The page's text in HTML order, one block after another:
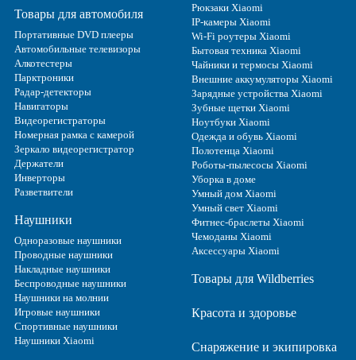
Товары для автомобиля
Портативные DVD плееры
Автомобильные телевизоры
Алкотестеры
Парктроники
Радар-детекторы
Навигаторы
Видеорегистраторы
Номерная рамка с камерой
Зеркало видеорегистратор
Держатели
Инверторы
Разветвители
Наушники
Одноразовые наушники
Проводные наушники
Накладные наушники
Беспроводные наушники
Наушники на молнии
Игровые наушники
Спортивные наушники
Наушники Xiaomi
Рюкзаки Xiaomi
IP-камеры Xiaomi
Wi-Fi роутеры Xiaomi
Бытовая техника Xiaomi
Чайники и термосы Xiaomi
Внешние аккумуляторы Xiaomi
Зарядные устройства Xiaomi
Зубные щетки Xiaomi
Ноутбуки Xiaomi
Одежда и обувь Xiaomi
Полотенца Xiaomi
Роботы-пылесосы Xiaomi
Уборка в доме
Умный дом Xiaomi
Умный свет Xiaomi
Фитнес-браслеты Xiaomi
Чемоданы Xiaomi
Аксессуары Xiaomi
Товары для Wildberries
Красота и здоровье
Снаряжение и экипировка